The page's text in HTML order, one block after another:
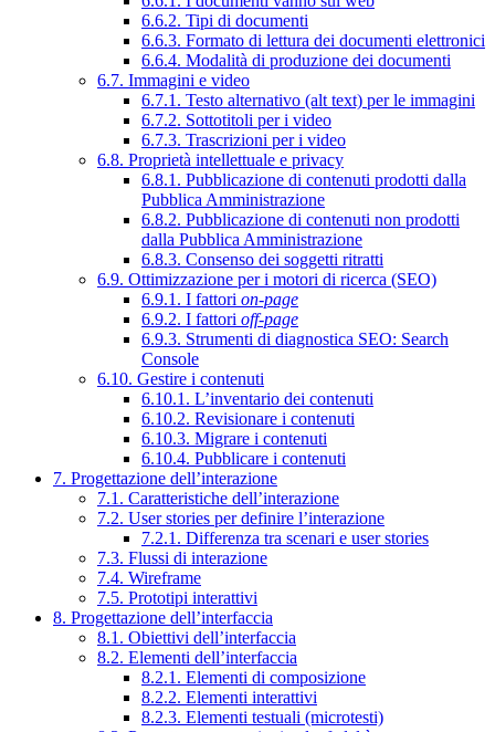
6.6.2. Tipi di documenti
6.6.3. Formato di lettura dei documenti elettronici
6.6.4. Modalità di produzione dei documenti
6.7. Immagini e video
6.7.1. Testo alternativo (alt text) per le immagini
6.7.2. Sottotitoli per i video
6.7.3. Trascrizioni per i video
6.8. Proprietà intellettuale e privacy
6.8.1. Pubblicazione di contenuti prodotti dalla
Pubblica Amministrazione
6.8.2. Pubblicazione di contenuti non prodotti
dalla Pubblica Amministrazione
6.8.3. Consenso dei soggetti ritratti
6.9. Ottimizzazione per i motori di ricerca (SEO)
6.9.1. I fattori on-page
6.9.2. I fattori off-page
6.9.3. Strumenti di diagnostica SEO: Search
Console
6.10. Gestire i contenuti
6.10.1. L’inventario dei contenuti
6.10.2. Revisionare i contenuti
6.10.3. Migrare i contenuti
6.10.4. Pubblicare i contenuti
7. Progettazione dell’interazione
7.1. Caratteristiche dell’interazione
7.2. User stories per definire l’interazione
7.2.1. Differenza tra scenari e user stories
7.3. Flussi di interazione
7.4. Wireframe
7.5. Prototipi interattivi
8. Progettazione dell’interfaccia
8.1. Obiettivi dell’interfaccia
8.2. Elementi dell’interfaccia
8.2.1. Elementi di composizione
8.2.2. Elementi interattivi
8.2.3. Elementi testuali (microtesti)